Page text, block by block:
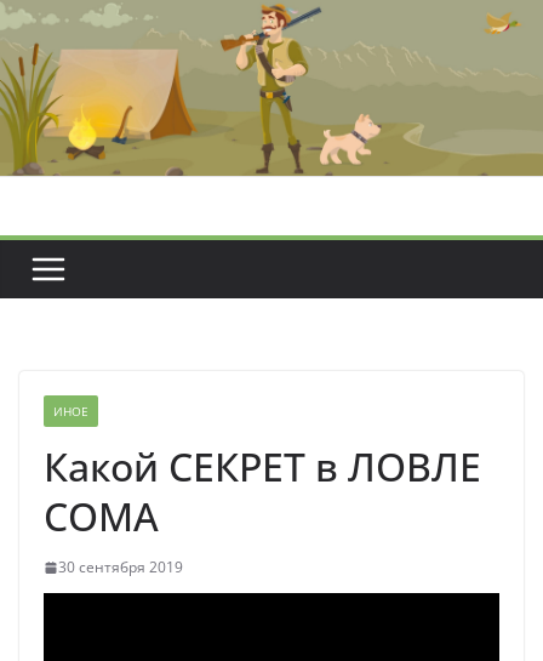
Перейти
содержимому
ИНОЕ
Какой СЕКРЕТ в ЛОВЛЕ
СОМА
30 сентября 2019